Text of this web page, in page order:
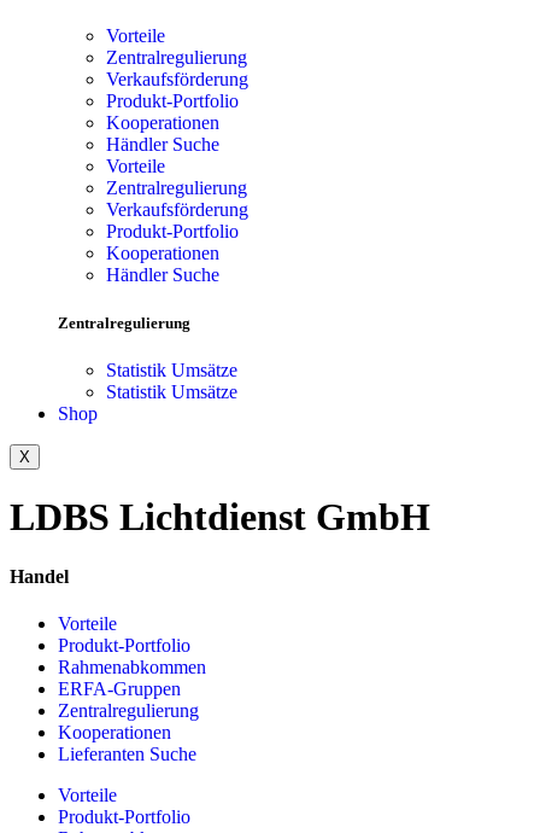
Vorteile
Zentralregulierung
Verkaufsförderung
Produkt-Portfolio
Kooperationen
Händler Suche
Vorteile
Zentralregulierung
Verkaufsförderung
Produkt-Portfolio
Kooperationen
Händler Suche
Zentralregulierung
Statistik Umsätze
Statistik Umsätze
Shop
X
LDBS Lichtdienst GmbH
Handel
Vorteile
Produkt-Portfolio
Rahmenabkommen
ERFA-Gruppen
Zentralregulierung
Kooperationen
Lieferanten Suche
Vorteile
Produkt-Portfolio